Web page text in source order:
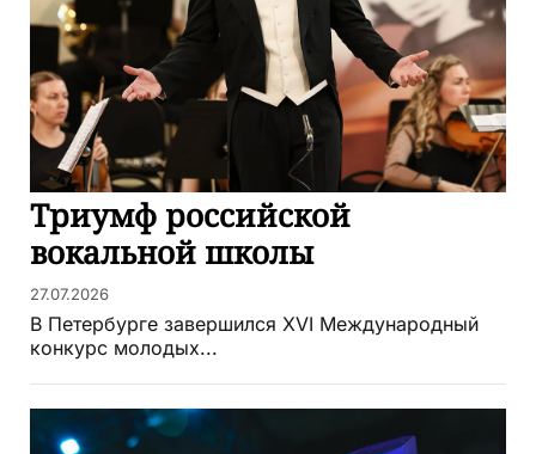
Триумф российской
вокальной школы
27.07.2026
В Петербурге завершился XVI Международный
конкурс молодых...